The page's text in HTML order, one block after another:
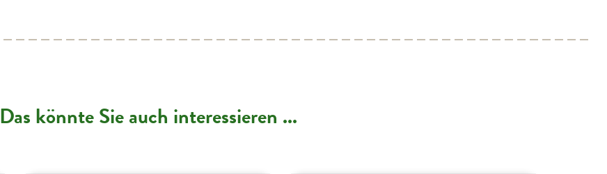
Das könnte Sie auch interessieren ...